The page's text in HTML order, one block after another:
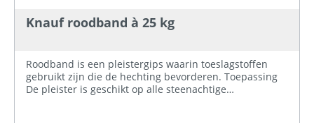
Knauf roodband à 25 kg
Roodband is een pleistergips waarin toeslagstoffen
gebruikt zijn die de hechting bevorderen. Toepassing
De pleister is geschikt op alle steenachtige